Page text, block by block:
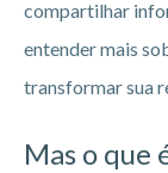
compartilhar
entender mais
transformar sua
Mas o que